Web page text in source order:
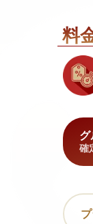
料
グ
確